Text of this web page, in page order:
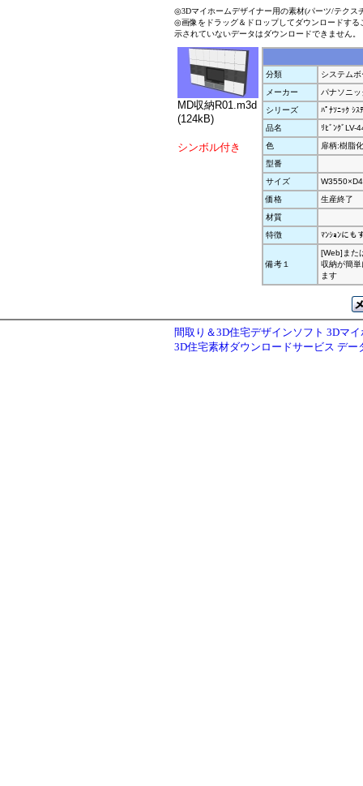
◎3Dマイホームデザイナー用の素材(パーツ/テクス
◎画像をドラッグ＆ドロップしてダウンロードす
示されていないデータはダウンロードできません。
MD収納R01.m3d
(124kB)
シンボル付き
分類
システムボ
メーカー
パナソニッ
シリーズ
ﾊﾟﾅｿﾆｯｸ ｼｽ
品名
ﾘﾋﾞﾝｸﾞLV-
色
扉柄:樹脂
型番
サイズ
価格
生産終了
材質
特徴
ﾏﾝｼｮﾝにも
備考１
[Web]また
収納が簡単
ます
間取り＆3D住宅デザインソフト 3Dマ
3D住宅素材ダウンロードサービス デー